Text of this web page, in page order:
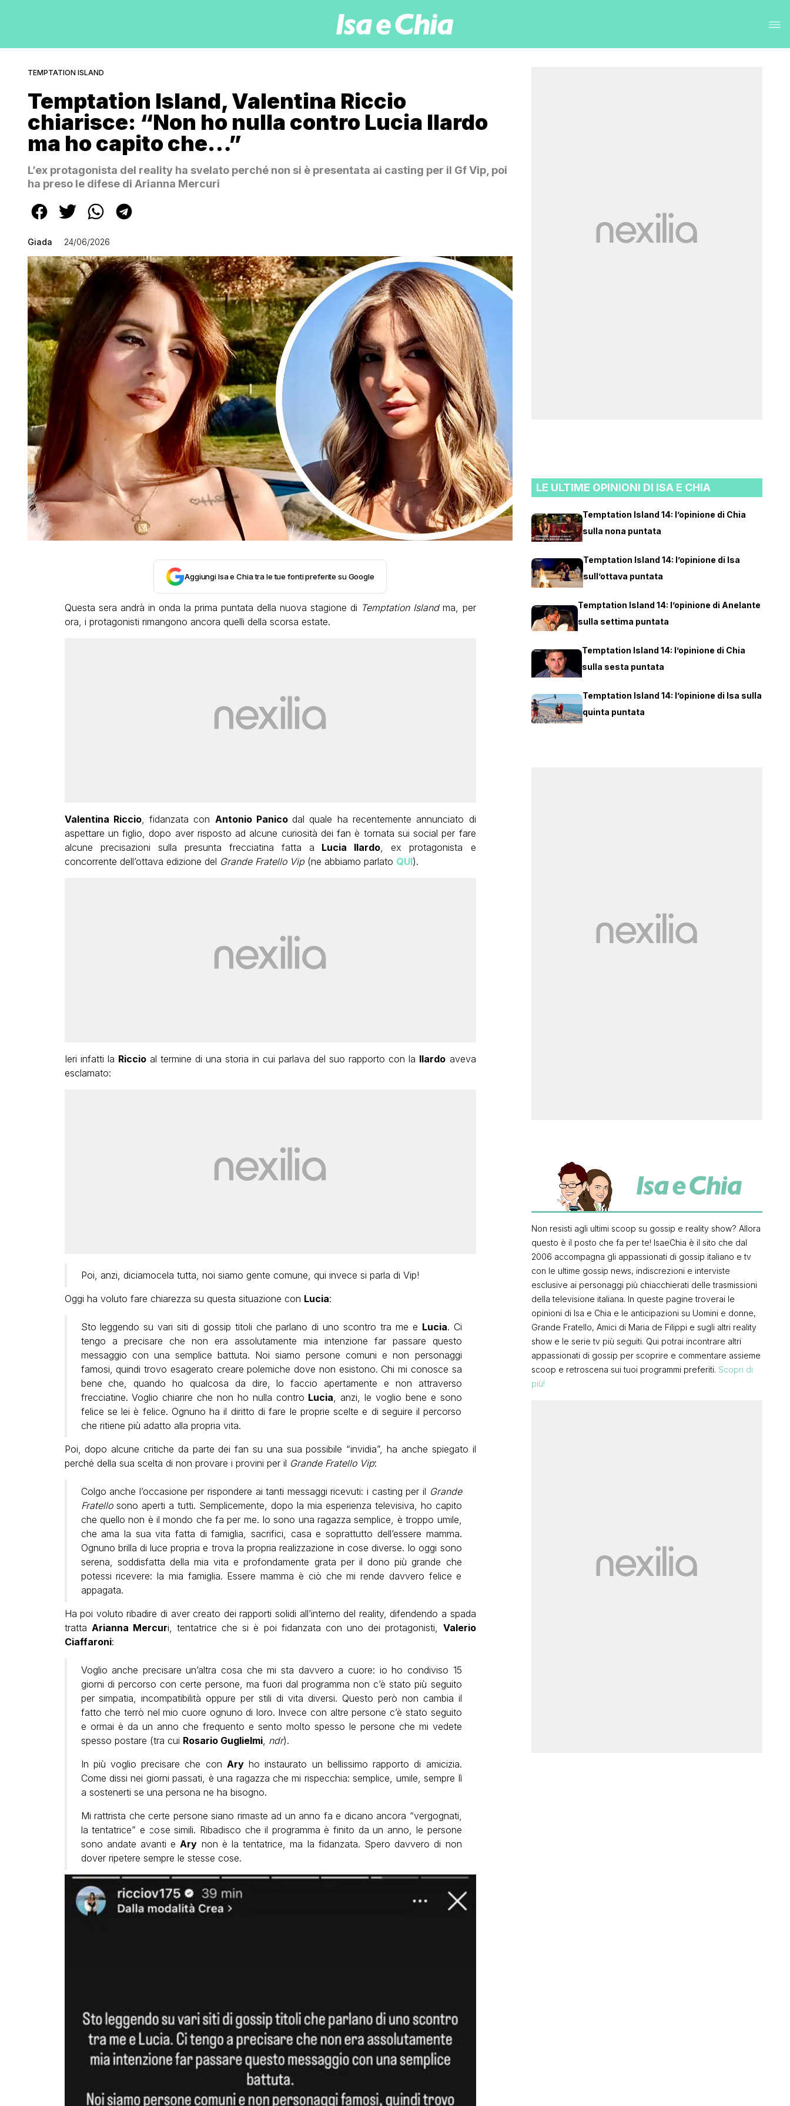
TEMPTATION ISLAND
Temptation Island, Valentina Riccio
chiarisce: “Non ho nulla contro Lucia Ilardo
ma ho capito che…”
L’ex protagonista del reality ha svelato perché non si è presentata ai casting per il Gf Vip, poi
ha preso le difese di Arianna Mercuri
Giada 24/06/2026
Aggiungi Isa e Chia tra le tue fonti preferite su Google
Questa sera andrà in onda la prima puntata della nuova stagione di Temptation Islandma, per
ora, i protagonisti rimangono ancora quelli della scorsa estate.
Valentina Riccio, fidanzata con Antonio Panicodal quale ha recentemente annunciato di
aspettare un figlio, dopo aver risposto ad alcune curiosità dei fan è tornata sui social per fare
alcune precisazioni sulla presunta frecciatina fatta a Lucia Ilardo , ex protagonista e
concorrente dell’ottava edizione del Grande Fratello Vip(ne abbiamo parlato QUI).
Ieri infatti la Riccioal termine di una storia in cui parlava del suo rapporto con la Ilardo aveva
esclamato:
Poi, anzi, diciamocela tutta, noi siamo gente comune, qui invece si parla di Vip!
Oggi ha voluto fare chiarezza su questa situazione con Lucia:
Sto leggendo su vari siti di gossip titoli che parlano di uno scontro tra me e Lucia. Ci
tengo a precisare che non era assolutamente mia intenzione far passare questo
messaggio con una semplice battuta. Noi siamo persone comuni e non personaggi
famosi, quindi trovo esagerato creare polemiche dove non esistono. Chi mi conosce sa
bene che, quando ho qualcosa da dire, lo faccio apertamente e non attraverso
frecciatine. Voglio chiarire che non ho nulla contro Lucia , anzi, le voglio bene e sono
felice se lei è felice. Ognuno ha il diritto di fare le proprie scelte e di seguire il percorso
che ritiene più adatto alla propria vita.
Poi, dopo alcune critiche da parte dei fan su una sua possibile “invidia”, ha anche spiegato il
perché della sua scelta di non provare i provini per il Grande Fratello Vip:
Colgo anche l’occasione per rispondere ai tanti messaggi ricevuti: i casting per il Grande
Fratellosono aperti a tutti. Semplicemente, dopo la mia esperienza televisiva, ho capito
che quello non è il mondo che fa per me. Io sono una ragazza semplice, è troppo umile,
che ama la sua vita fatta di famiglia, sacrifici, casa e soprattutto dell’essere mamma.
Ognuno brilla di luce propria e trova la propria realizzazione in cose diverse. Io oggi sono
serena, soddisfatta della mia vita e profondamente grata per il dono più grande che
potessi ricevere: la mia famiglia. Essere mamma è ciò che mi rende davvero felice e
appagata.
Ha poi voluto ribadire di aver creato dei rapporti solidi all’interno del reality, difendendo a spada
tratta Arianna Mercuri, tentatrice che si è poi fidanzata con uno dei protagonisti, Valerio
Ciaffaroni:
Voglio anche precisare un’altra cosa che mi sta davvero a cuore: io ho condiviso 15
giorni di percorso con certe persone, ma fuori dal programma non c’è stato più seguito
per simpatia, incompatibilità oppure per stili di vita diversi. Questo però non cambia il
fatto che terrò nel mio cuore ognuno di loro. Invece con altre persone c’è stato seguito
e ormai è da un anno che frequento e sento molto spesso le persone che mi vedete
spesso postare (tra cui Rosario Guglielmi, ndr).
In più voglio precisare che con Aryho instaurato un bellissimo rapporto di amicizia.
Come dissi nei giorni passati, è una ragazza che mi rispecchia: semplice, umile, sempre lì
a sostenerti se una persona ne ha bisogno.
Mi rattrista che certe persone siano rimaste ad un anno fa e dicano ancora “vergognati,
la tentatrice” e cose simili. Ribadisco che il programma è finito da un anno, le persone
sono andate avanti e Ary non è la tentatrice, ma la fidanzata. Spero davvero di non
dover ripetere sempre le stesse cose.
LE ULTIME OPINIONI DI ISA E CHIA
Temptation Island 14: l’opinione di Chia
sulla nona puntata
Temptation Island 14: l’opinione di Isa
sull’ottava puntata
Temptation Island 14: l’opinione di Anelante
sulla settima puntata
Temptation Island 14: l’opinione di Chia
sulla sesta puntata
Temptation Island 14: l’opinione di Isa sulla
quinta puntata
Non resisti agli ultimi scoop su gossip e reality show? Allora
questo è il posto che fa per te! IsaeChia è il sito che dal
2006 accompagna gli appassionati di gossip italiano e tv
con le ultime gossip news, indiscrezioni e interviste
esclusive ai personaggi più chiacchierati delle trasmissioni
della televisione italiana. In queste pagine troverai le
opinioni di Isa e Chia e le anticipazioni su Uomini e donne,
Grande Fratello, Amici di Maria de Filippi e sugli altri reality
show e le serie tv più seguiti. Qui potrai incontrare altri
appassionati di gossip per scoprire e commentare assieme
scoop e retroscena sui tuoi programmi preferiti. Scopri di
più!